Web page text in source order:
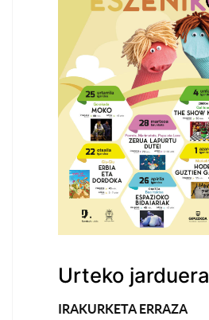
Urteko jarduera
IRAKURKETA ERRAZA